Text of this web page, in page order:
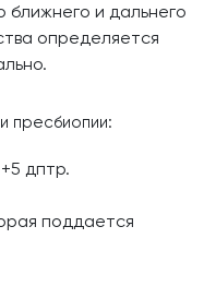
ближнего и дальнего
определяется
пресбиопии:
дптр.
поддается